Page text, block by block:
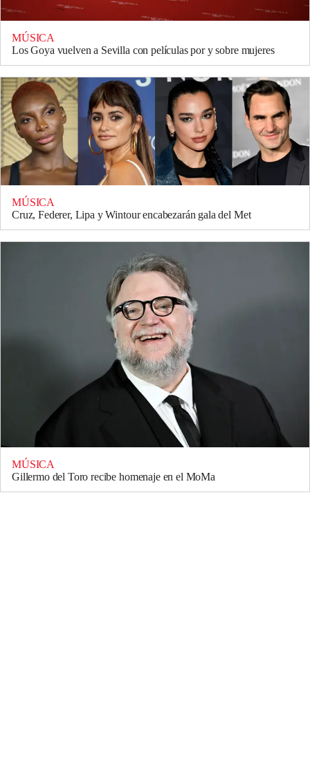
MÚSICA
Los Goya vuelven a Sevilla con películas por y sobre mujeres
MÚSICA
Cruz, Federer, Lipa y Wintour encabezarán gala del Met
MÚSICA
Gillermo del Toro recibe homenaje en el MoMa